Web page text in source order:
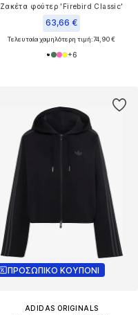
Ζακέτα φούτερ 'Firebird Classic'
63,66 €
Τελευταία χαμηλότερη τιμή:74,90 €
+6
ΠΡΟΣΩΠΙΚΟ ΚΟΥΠΟΝΙ
ADIDAS ORIGINALS